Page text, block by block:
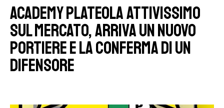
Academy Plateola attivissimo
sul mercato, arriva un nuovo
portiere e la conferma di un
difensore